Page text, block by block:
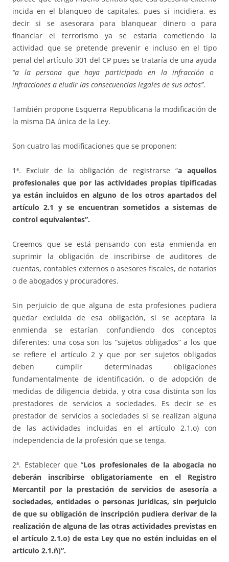
incida en el blanqueo de capitales, pues si incidiera, es
decir si se asesorara para blanquear dinero o para
financiar el terrorismo ya se estaría cometiendo la
actividad que se pretende prevenir e incluso en el tipo
penal del artículo 301 del CP pues se trataría de una ayuda
“a la persona que haya participado en la infracción o
infracciones a eludir las consecuencias legales de sus actos”.
También propone Esquerra Republicana la modificación de
la misma DA única de la Ley.
Son cuatro las modificaciones que se proponen:
1ª. Excluir de la obligación de registrarse “a aquellos
profesionales que por las actividades propias tipificadas
ya están incluidos en alguno de los otros apartados del
artículo 2.1 y se encuentran sometidos a sistemas de
control equivalentes”.
Creemos que se está pensando con esta enmienda en
suprimir la obligación de inscribirse de auditores de
cuentas, contables externos o asesores fiscales, de notarios
o de abogados y procuradores.
Sin perjuicio de que alguna de esta profesiones pudiera
quedar excluida de esa obligación, si se aceptara la
enmienda se estarían confundiendo dos conceptos
diferentes: una cosa son los “sujetos obligados” a los que
se refiere el artículo 2 y que por ser sujetos obligados
deben cumplir determinadas obligaciones
fundamentalmente de identificación, o de adopción de
medidas de diligencia debida, y otra cosa distinta son los
prestadores de servicios a sociedades. Es decir se es
prestador de servicios a sociedades si se realizan alguna
de las actividades incluidas en el artículo 2.1.o) con
independencia de la profesión que se tenga.
2ª. Establecer que “Los profesionales de la abogacía no
deberán inscribirse obligatoriamente en el Registro
Mercantil por la prestación de servicios de asesoría a
sociedades, entidades o personas jurídicas, sin perjuicio
de que su obligación de inscripción pudiera derivar de la
realización de alguna de las otras actividades previstas en
el artículo 2.1.o) de esta Ley que no estén incluidas en el
artículo 2.1.ñ)”.